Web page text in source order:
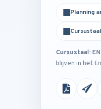
Planning
Cursustaal: EN
blijven in het